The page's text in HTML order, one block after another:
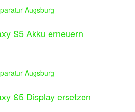
S5 Akku erneuern
S5 Display ersetzen